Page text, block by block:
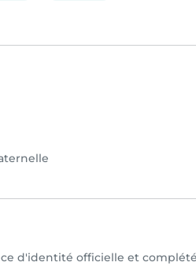
d'identité officielle et